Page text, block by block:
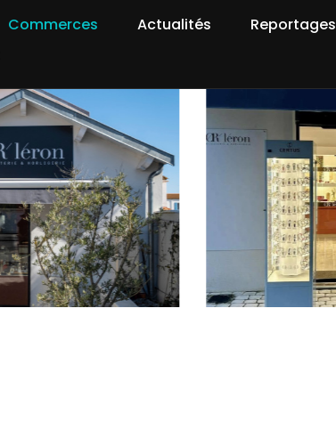
Commerces Actualités
Reportages